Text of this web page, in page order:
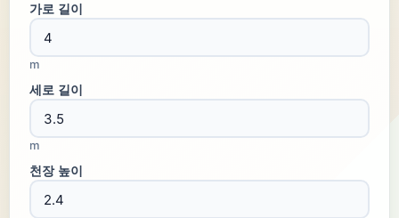
가로 길이
m
세로 길이
m
천장 높이